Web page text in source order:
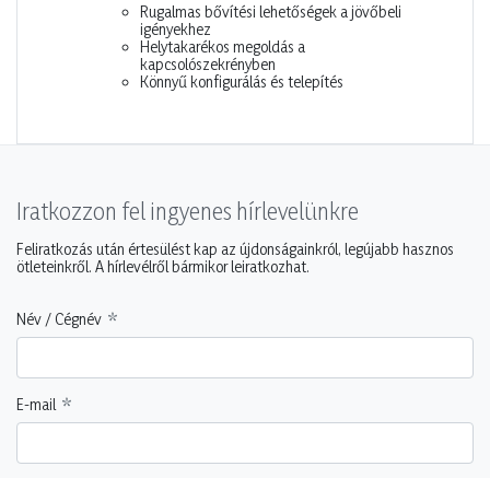
Rugalmas bővítési lehetőségek a jövőbeli
igényekhez
Helytakarékos megoldás a
kapcsolószekrényben
Könnyű konfigurálás és telepítés
Iratkozzon fel ingyenes hírlevelünkre
Feliratkozás után értesülést kap az újdonságainkról, legújabb hasznos
ötleteinkről. A hírlevélről bármikor leiratkozhat.
Név / Cégnév
E-mail